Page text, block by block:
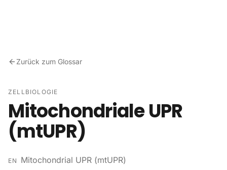
Zurück zum Glossar
ZELLBIOLOGIE
Mitochondriale UPR
(mtUPR)
EN Mitochondrial UPR (mtUPR)